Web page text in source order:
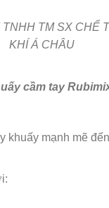
cầm tay
khuấy mạnh mẽ